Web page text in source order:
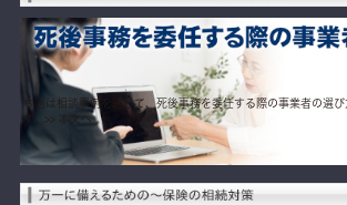
今回は相談事例を通じて、死後事務を委任する際の事業者の選
す。
>> 本文へ